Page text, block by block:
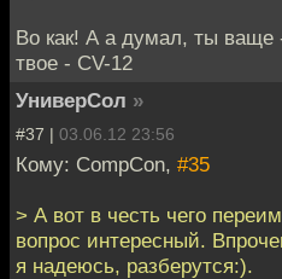
Во как! А а думал, ты
твое - CV-12
УниверСол »
#37 | 03.06.12 23:56
Кому: CompCon, #35
> А вот в честь чего
вопрос интересный.
я надеюсь, разберутся:).